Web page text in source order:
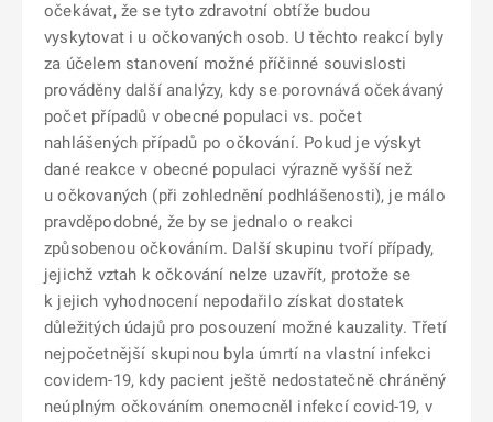
očekávat, že se tyto zdravotní obtíže budou
vyskytovat i u očkovaných osob. U těchto reakcí byly
za účelem stanovení možné příčinné souvislosti
prováděny další analýzy, kdy se porovnává očekávaný
počet případů v obecné populaci vs. počet
nahlášených případů po očkování. Pokud je výskyt
dané reakce v obecné populaci výrazně vyšší než
u očkovaných (při zohlednění podhlášenosti), je málo
pravděpodobné, že by se jednalo o reakci
způsobenou očkováním. Další skupinu tvoří případy,
jejichž vztah k očkování nelze uzavřít, protože se
k jejich vyhodnocení nepodařilo získat dostatek
důležitých údajů pro posouzení možné kauzality. Třetí
nejpočetnější skupinou byla úmrtí na vlastní infekci
covidem-19, kdy pacient ještě nedostatečně chráněný
neúplným očkováním onemocněl infekcí covid-19, v